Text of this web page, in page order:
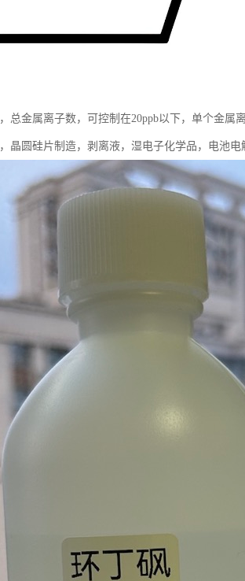
总金属离子数，可控制在20ppb以下，单个金属
晶圆硅片制造，剥离液，湿电子化学品，电池电